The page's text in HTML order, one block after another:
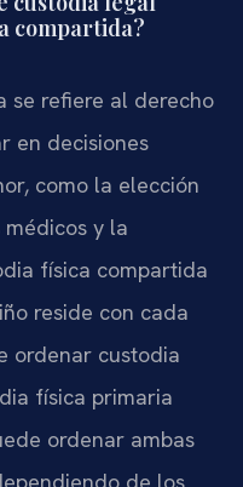
compartida?
se refiere al derecho
en decisiones
como la elección
y la
física compartida
reside con cada
ordenar custodia
física primaria
ordenar ambas